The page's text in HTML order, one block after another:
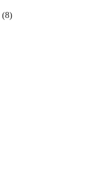
(8)